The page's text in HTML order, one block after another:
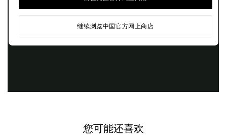
您可能还喜欢
继续浏览中国官方网上商店